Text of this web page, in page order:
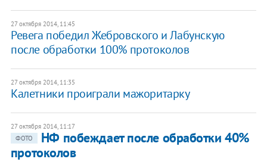
27 октября 2014, 11:45
Ревега победил Жебровского и Лабунскую
после обработки 100% протоколов
27 октября 2014, 11:35
Калетники проиграли мажоритарку
27 октября 2014, 11:17
ФОТО
НФ побеждает после обработки 40%
протоколов